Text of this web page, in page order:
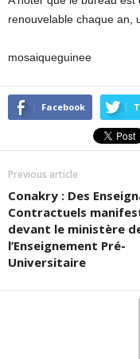
renouvelable chaque an,
mosaiqueguinee
Facebook
Previous article
Conakry : Des
Contractuels
devant le ministère
l’Enseignement Pré-
Universitaire